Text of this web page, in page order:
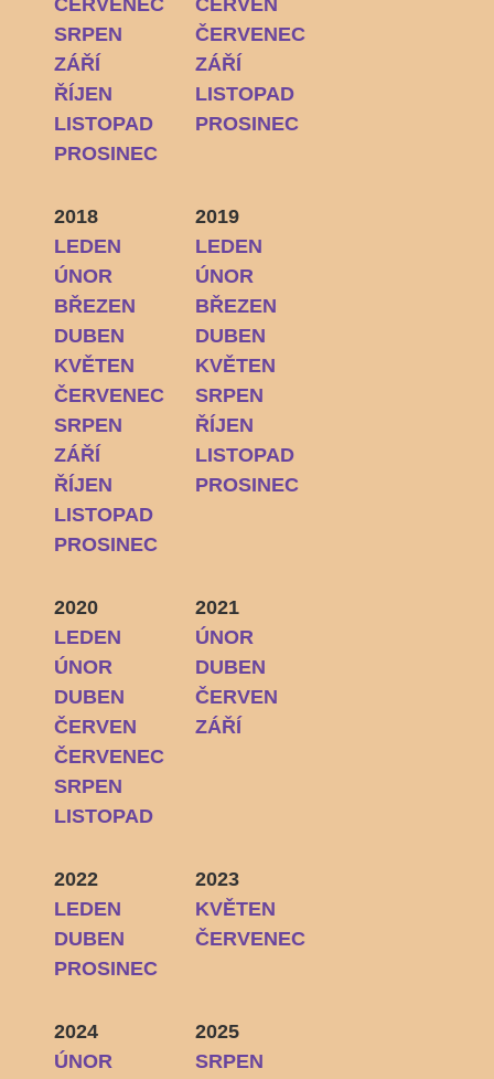
ČERVENEC
SRPEN
ZÁŘÍ
ŘÍJEN
LISTOPAD
PROSINEC
ČERVEN
ČERVENEC
ZÁŘÍ
LISTOPAD
PROSINEC
2018
LEDEN
ÚNOR
BŘEZEN
DUBEN
KVĚTEN
ČERVENEC
SRPEN
ZÁŘÍ
ŘÍJEN
LISTOPAD
PROSINEC
2019
LEDEN
ÚNOR
BŘEZEN
DUBEN
KVĚTEN
SRPEN
ŘÍJEN
LISTOPAD
PROSINEC
2020
LEDEN
ÚNOR
DUBEN
ČERVEN
ČERVENEC
SRPEN
LISTOPAD
2021
ÚNOR
DUBEN
ČERVEN
ZÁŘÍ
2022
LEDEN
DUBEN
PROSINEC
2023
KVĚTEN
ČERVENEC
2024
ÚNOR
2025
SRPEN